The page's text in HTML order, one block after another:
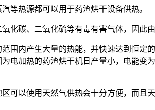
等热源都可以用于药渣烘干设备供热。
化碳、二氧化硫等有毒有害气体，因此
围内产生大量的热能，并快速达到恒
电加热的药渣烘干机日产量小，电能
可以使用天然气供热会十分方便，而且